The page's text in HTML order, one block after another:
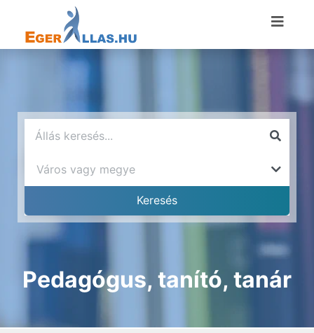
Pedagógus, tanító, tanár